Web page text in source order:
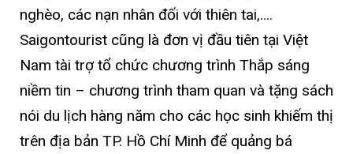
nghèo, các nạn nhân đối với thiên tai,….
Saigontourist cũng là đơn vị đầu tiên tại Việt
Nam tài trợ tổ chức chương trình Thắp sáng
niềm tin – chương trình tham quan và tặng sách
nói du lịch hàng năm cho các học sinh khiếm thị
trên địa bản TP. Hồ Chí Minh để quảng bá